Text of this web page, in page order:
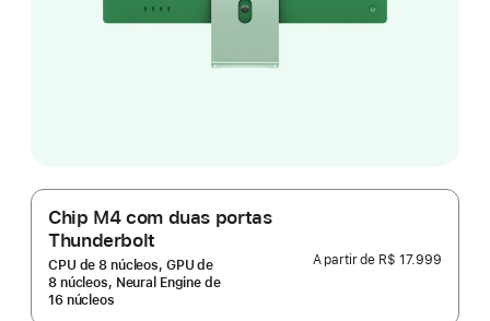
Chip M4 com duas portas
Thunderbolt
CPU de 8 núcleos, GPU de
8 núcleos, Neural Engine de
16 núcleos
A partir de R$ 17.999